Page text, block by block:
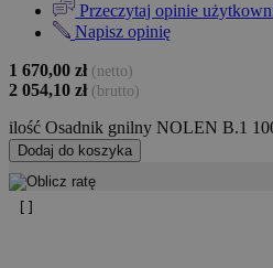
Przeczytaj opinie
Napisz opinię
1 670,00 zł (netto)
2 054,10 zł (brutto)
ilość Osadnik gnilny NOLEN B.1
Dodaj do koszyka